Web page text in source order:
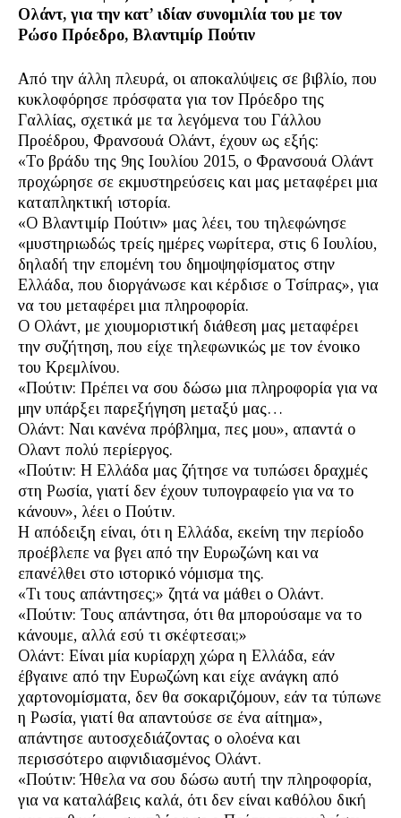
Ολάντ, για την κατ’ ιδίαν συνομιλία του με τον
Ρώσο Πρόεδρο, Βλαντιμίρ Πούτιν
Από την άλλη πλευρά, οι αποκαλύψεις σε βιβλίο, που
κυκλοφόρησε πρόσφατα για τον Πρόεδρο της
Γαλλίας, σχετικά με τα λεγόμενα του Γάλλου
Προέδρου, Φρανσουά Ολάντ, έχουν ως εξής:
«Το βράδυ της 9ης Ιουλίου 2015, ο Φρανσουά Ολάντ
προχώρησε σε εκμυστηρεύσεις και μας μεταφέρει μια
καταπληκτική ιστορία.
«Ο Βλαντιμίρ Πούτιν» μας λέει, του τηλεφώνησε
«μυστηριωδώς τρείς ημέρες νωρίτερα, στις 6 Ιουλίου,
δηλαδή την επομένη του δημοψηφίσματος στην
Ελλάδα, που διοργάνωσε και κέρδισε ο Τσίπρας», για
να του μεταφέρει μια πληροφορία.
Ο Ολάντ, με χιουμοριστική διάθεση μας μεταφέρει
την συζήτηση, που είχε τηλεφωνικώς με τον ένοικο
του Κρεμλίνου.
«Πούτιν: Πρέπει να σου δώσω μια πληροφορία για να
μην υπάρξει παρεξήγηση μεταξύ μας…
Ολάντ: Nαι κανένα πρόβλημα, πες μου», απαντά ο
Ολαντ πολύ περίεργος.
«Πούτιν: H Ελλάδα μας ζήτησε να τυπώσει δραχμές
στη Ρωσία, γιατί δεν έχουν τυπογραφείο για να το
κάνουν», λέει ο Πούτιν.
Η απόδειξη είναι, ότι η Ελλάδα, εκείνη την περίοδο
προέβλεπε να βγει από την Ευρωζώνη και να
επανέλθει στο ιστορικό νόμισμα της.
«Τι τους απάντησες;» ζητά να μάθει ο Ολάντ.
«Πούτιν: Τους απάντησα, ότι θα μπορούσαμε να το
κάνουμε, αλλά εσύ τι σκέφτεσαι;»
Ολάντ: Είναι μία κυρίαρχη χώρα η Ελλάδα, εάν
έβγαινε από την Ευρωζώνη και είχε ανάγκη από
χαρτονομίσματα, δεν θα σοκαριζόμουν, εάν τα τύπωνε
η Ρωσία, γιατί θα απαντούσε σε ένα αίτημα»,
απάντησε αυτοσχεδιάζοντας ο ολοένα και
περισσότερο αιφνιδιασμένος Ολάντ.
«Πούτιν: Ήθελα να σου δώσω αυτή την πληροφορία,
για να καταλάβεις καλά, ότι δεν είναι καθόλου δική